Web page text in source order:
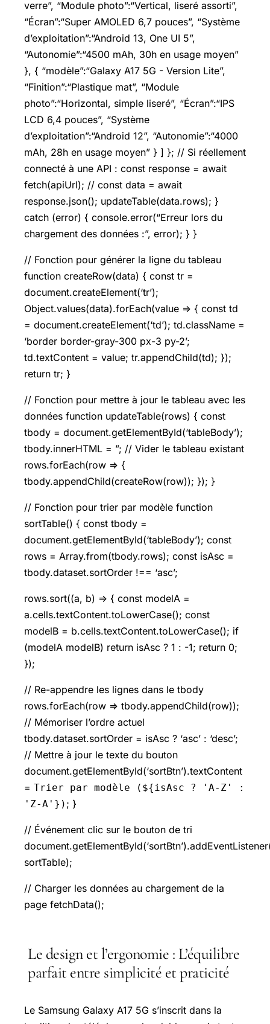
verre”, “Module photo”:“Vertical, liseré assorti”,
“Écran”:“Super AMOLED 6,7 pouces”, “Système
d’exploitation”:“Android 13, One UI 5”,
“Autonomie”:“4500 mAh, 30h en usage moyen”
}, { “modèle”:“Galaxy A17 5G - Version Lite”,
“Finition”:“Plastique mat”, “Module
photo”:“Horizontal, simple liseré”, “Écran”:“IPS
LCD 6,4 pouces”, “Système
d’exploitation”:“Android 12”, “Autonomie”:“4000
mAh, 28h en usage moyen” } ] }; // Si réellement
connecté à une API : const response = await
fetch(apiUrl); // const data = await
response.json(); updateTable(data.rows); }
catch (error) { console.error(“Erreur lors du
chargement des données :”, error); } }
// Fonction pour générer la ligne du tableau
function createRow(data) { const tr =
document.createElement(‘tr’);
Object.values(data).forEach(value => { const td
= document.createElement(‘td’); td.className =
‘border border-gray-300 px-3 py-2’;
td.textContent = value; tr.appendChild(td); });
return tr; }
// Fonction pour mettre à jour le tableau avec les
données function updateTable(rows) { const
tbody = document.getElementById(‘tableBody’);
tbody.innerHTML = ”; // Vider le tableau existant
rows.forEach(row => {
tbody.appendChild(createRow(row)); }); }
// Fonction pour trier par modèle function
sortTable() { const tbody =
document.getElementById(‘tableBody’); const
rows = Array.from(tbody.rows); const isAsc =
tbody.dataset.sortOrder !== ‘asc’;
rows.sort((a, b) => { const modelA =
a.cells.textContent.toLowerCase(); const
modelB = b.cells.textContent.toLowerCase(); if
(modelA modelB) return isAsc ? 1 : -1; return 0;
});
// Re-appendre les lignes dans le tbody
rows.forEach(row => tbody.appendChild(row));
// Mémoriser l’ordre actuel
tbody.dataset.sortOrder = isAsc ? ‘asc’ : ‘desc’;
// Mettre à jour le texte du bouton
document.getElementById(‘sortBtn’).textContent
= Trier par modèle (${isAsc ? 'A-Z' :
'Z-A'}) ; }
// Événement clic sur le bouton de tri
sortTable);
// Charger les données au chargement de la
page fetchData();
Le design et l’ergonomie : L’équilibre
parfait entre simplicité et praticité
Le Samsung Galaxy A17 5G s’inscrit dans la